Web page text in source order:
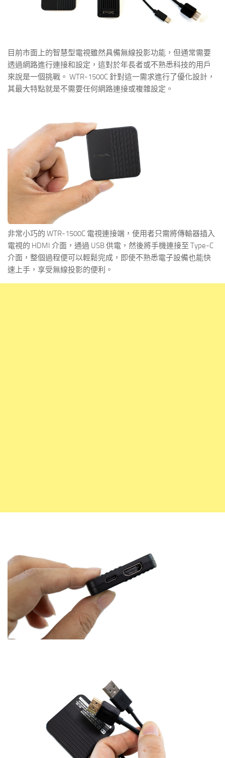
目前市面上的智慧型電視雖然具備無線投影功能，但通常需要
透過網路進行連接和設定，這對於年長者或不熟悉科技的用戶
來說是一個挑戰。 WTR-1500C 針對這一需求進行了優化設計，
其最大特點就是不需要任何網路連接或複雜設定。
非常小巧的 WTR-1500C 電視連接端，使用者只需將傳輸器插入
電視的 HDMI 介面，通過 USB 供電，然後將手機連接至 Type-C
介面，整個過程便可以輕鬆完成，即使不熟悉電子設備也能快
速上手，享受無線投影的便利。